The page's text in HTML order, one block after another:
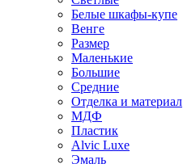
Белые шкафы-купе
Венге
Размер
Маленькие
Большие
Средние
Отделка и материал
МДФ
Пластик
Alvic Luxe
Эмаль